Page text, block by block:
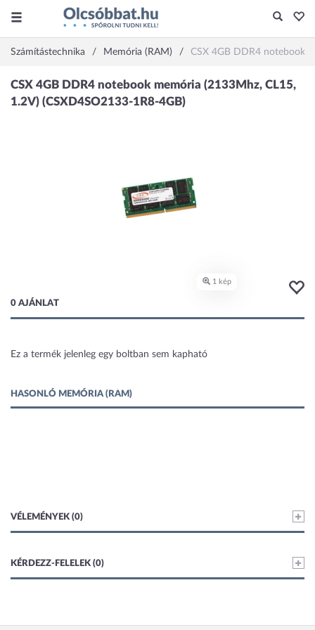
Számítástechnika Memória (RAM) CSX 4GB DDR4 notebook
0 AJÁNLAT
Ez a termék jelenleg egy boltban sem kapható
HASONLÓ MEMÓRIA (RAM)
VÉLEMÉNYEK (0)
KÉRDEZZ-FELELEK (0)